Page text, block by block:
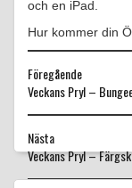
och en iPad.
Hur kommer din
Föregående
Föregående
Veckans Pryl –
Nästa
Nästa
Veckans Pryl –